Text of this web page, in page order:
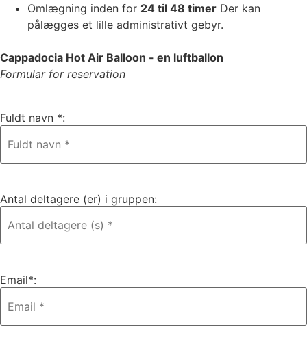
Omlægning inden for 24 til 48 timer Der kan
pålægges et lille administrativt gebyr.
Cappadocia Hot Air Balloon - en luftballon
Formular for reservation
Fuldt navn *:
Antal deltagere (er) i gruppen:
Email*: